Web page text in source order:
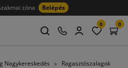
zóna Belépés
0 0
Nagykereskedés
Ragasztószalagok